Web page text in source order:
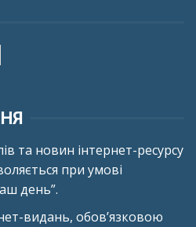
та новин інтернет-ресурсу
при умові
день”.
видань, обов’язковою